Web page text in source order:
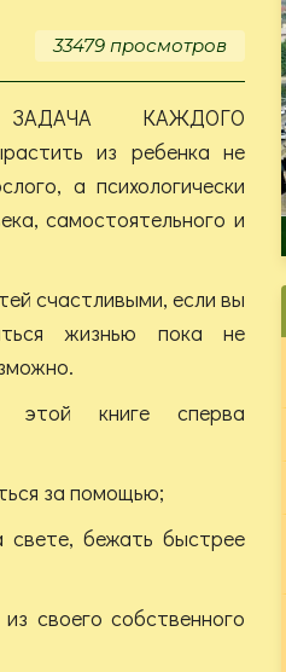
33479 просмотров
КАЖДОГО
из ребенка не
а психологически
самостоятельного и
счастливыми, если вы
жизнью пока не
книге сперва
за помощью;
бежать быстрее
своего собственного